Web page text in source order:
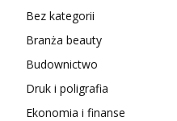
Bez kategorii
Branża beauty
Budownictwo
Druk i poligrafia
Ekonomia i finanse